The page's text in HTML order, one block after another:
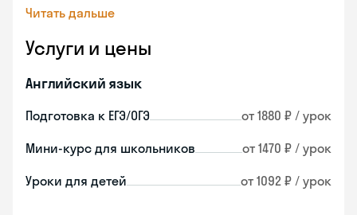
Читать дальше
Услуги и цены
Английский язык
Подготовка к ЕГЭ/ОГЭ от 1880 ₽ / урок
Мини-курс для школьников от 1470 ₽ / урок
Уроки для детей от 1092 ₽ / урок